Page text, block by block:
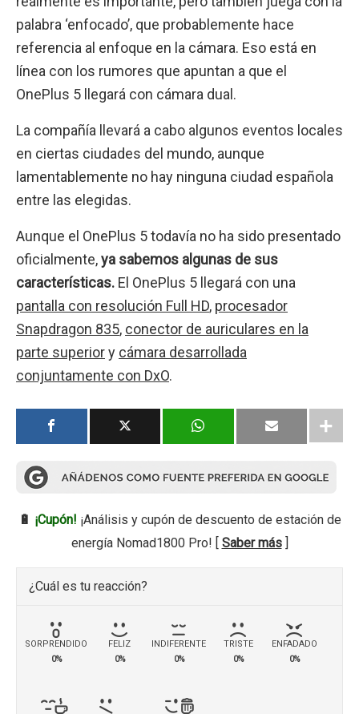
palabra ‘enfocado’, que probablemente hace
referencia al enfoque en la cámara. Eso está en
línea con los rumores que apuntan a que el
OnePlus 5 llegará con cámara dual.
La compañía llevará a cabo algunos eventos locales
en ciertas ciudades del mundo, aunque
lamentablemente no hay ninguna ciudad española
entre las elegidas.
Aunque el OnePlus 5 todavía no ha sido presentado
oficialmente,ya sabemos algunas de sus
características. El OnePlus 5 llegará con una
pantalla con resolución Full HD, procesador
Snapdragon 835, conector de auriculares en la
parte superiory cámara desarrollada
conjuntamente con DxO.
🔋 ¡Cupón! ¡Análisis y cupón de descuento de estación de
energía Nomad1800 Pro! [ Saber más]
¿Cuál es tu reacción?
SORPRENDIDO
0%
FELIZ
0%
INDIFERENTE
0%
TRISTE
0%
ENFADADO
0%